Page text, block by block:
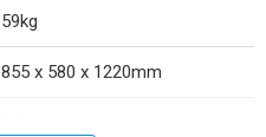
59kg
855 x 580 x 1220mm